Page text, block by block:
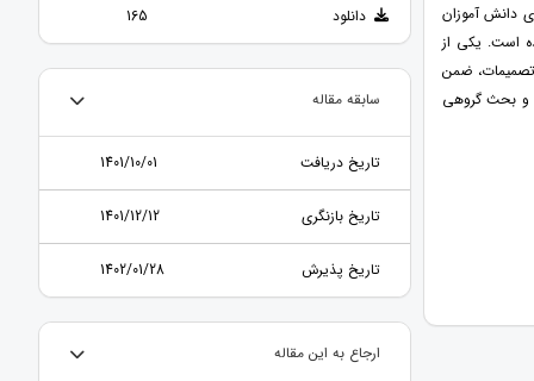
دانش آموزان
است. یکی از
ضمن
و بحث گروهی
دانلود 165
سابقه مقاله
تاریخ دریافت 1401/10/01
تاریخ بازنگری 1401/12/12
تاریخ پذیرش 1402/01/28
ارجاع به این مقاله